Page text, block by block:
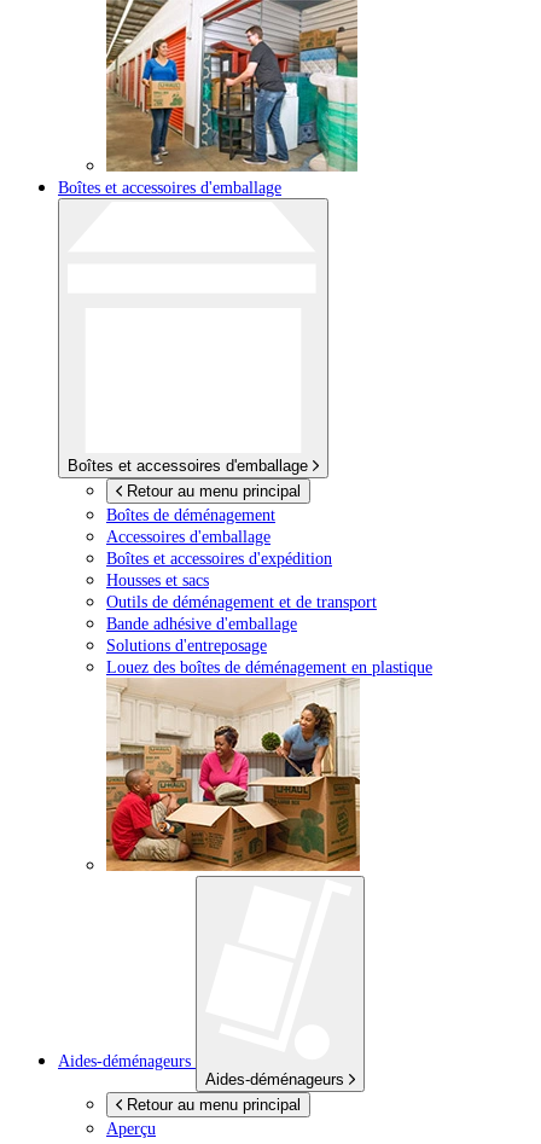
Boîtes et accessoires d'emballage
Boîtes et accessoires d'emballage
Retour au menu principal
Boîtes de déménagement
Accessoires d'emballage
Boîtes et accessoires d'expédition
Housses et sacs
Outils de déménagement et de transport
Bande adhésive d'emballage
Solutions d'entreposage
Louez des boîtes de déménagement en plastique
Aides-déménageurs
Aides-déménageurs
Retour au menu principal
Aperçu